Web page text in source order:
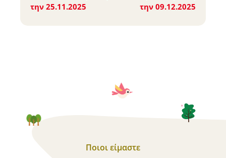
την 25.11.2025
την 09.12.2025
Ποιοι είμαστε